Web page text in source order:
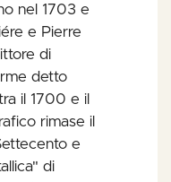
nel 1703 e
e Pierre
di
detto
il 1700 e il
rimase il
e
di